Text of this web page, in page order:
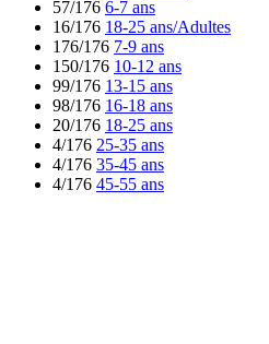
57/176 6-7 ans
16/176 18-25 ans/Adultes
176/176 7-9 ans
150/176 10-12 ans
99/176 13-15 ans
98/176 16-18 ans
20/176 18-25 ans
4/176 25-35 ans
4/176 35-45 ans
4/176 45-55 ans